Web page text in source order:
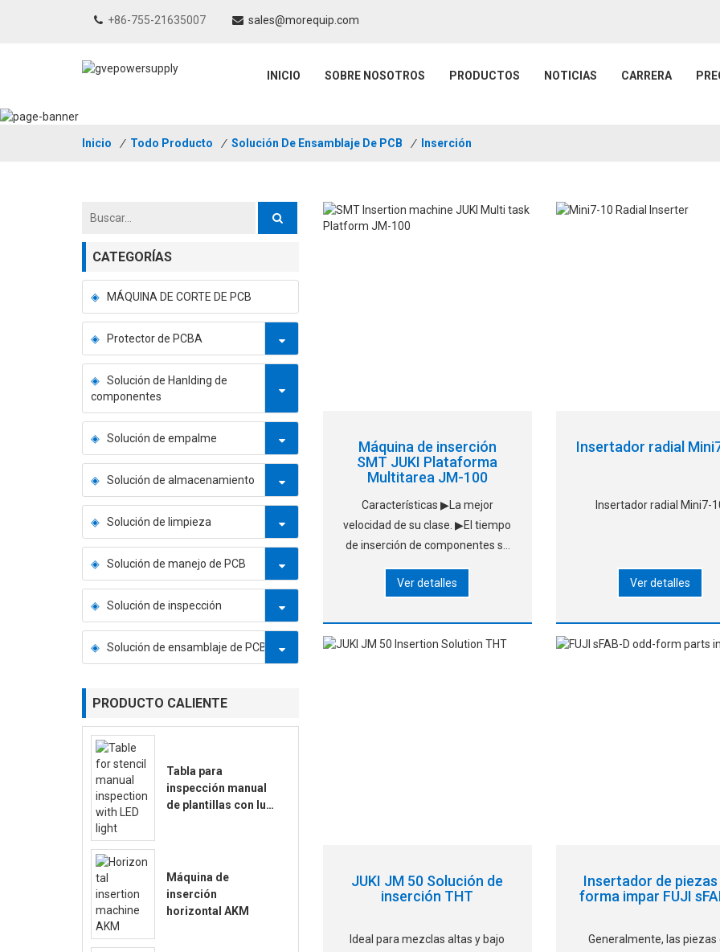
+86-755-21635007 sales@morequip.com
INICIO SOBRE NOSOTROS PRODUCTOS NOTICIAS CARRERA
Inicio / Todo Producto / Solución De Ensamblaje De PCB / Inserción
Máquina de inserción
SMT JUKI Plataforma
Multitarea JM-100
Características ▶La mejor
velocidad de su clase. ▶El tiempo
de inserción de componentes se
boquilla de vacío y 0,8 segundos
"cabeza Takumi" con múltiples
alturas de reconocimiento
Ver detalles
Insertador radial
Insertador radial Mini7-
Ver detalles
JUKI JM 50 Solución de
inserción THT
Ideal para mezclas altas y bajo
Insertador de piezas
forma impar FUJI
Generalmente, las piezas
CATEGORÍAS
MÁQUINA DE CORTE DE PCB
Protector de PCBA
Solución de Hanlding de
componentes
Solución de empalme
Solución de almacenamiento
Solución de limpieza
Solución de manejo de PCB
Solución de inspección
Solución de ensamblaje de PCB
PRODUCTO CALIENTE
Tabla para
inspección manual
de plantillas con luz
Máquina de
inserción
horizontal AKM